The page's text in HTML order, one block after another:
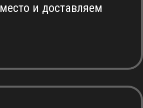
место и доставляем